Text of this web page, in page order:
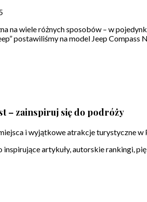
na wiele różnych sposobów – w
postawiliśmy na model Jeep
– zainspiruj się do podróży
i wyjątkowe atrakcje turystyczne w
inspirujące artykuły, autorskie rankingi,